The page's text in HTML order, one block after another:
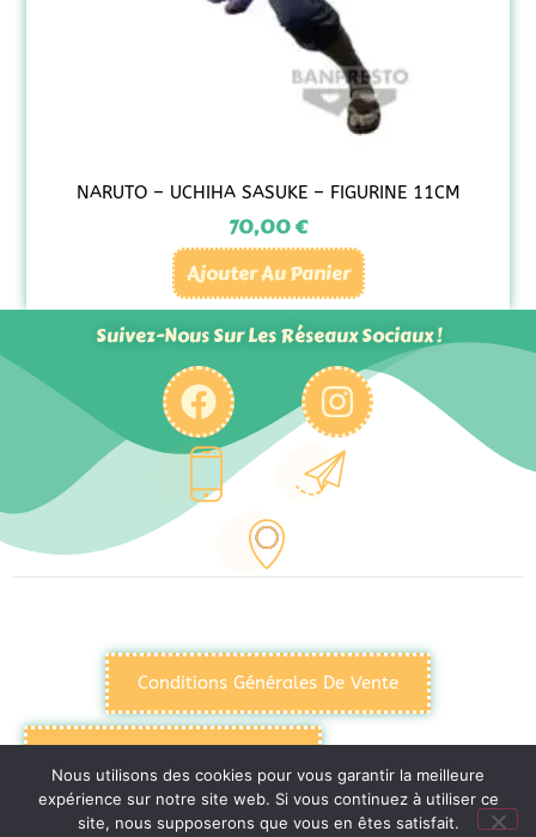
NARUTO – UCHIHA SASUKE – FIGURINE 11CM
70,00€
Ajouter Au Panier
Suivez-Nous Sur Les Réseaux Sociaux !
Conditions Générales De Vente
Nous utilisons des cookies pour vous garantir la meilleure
expérience sur notre site web. Si vous continuez à utiliser ce
site, nous supposerons que vous en êtes satisfait.